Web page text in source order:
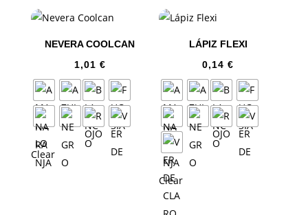
NEVERA COOLCAN
1,01 €
Clear
LÁPIZ FLEXI
0,14€
Clear